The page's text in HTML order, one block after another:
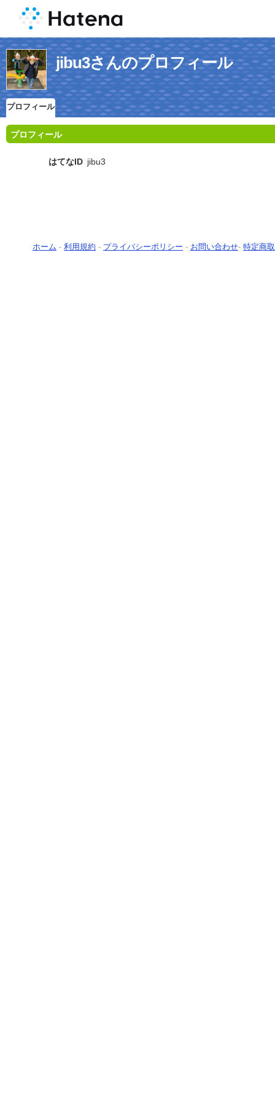
jibu3さんのプロフィール
プロフィール
プロフィール
はてなID jibu3
ホーム - 利用規約 - プライバシーポリシー - お問い合わせ- 特定商